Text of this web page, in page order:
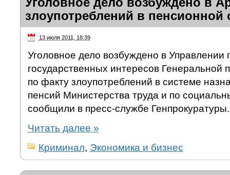
злоупотреблений в пенсионной
13 июля 2011, 18:39
Уголовное дело возбуждено в Управлении
государственных интересов Генеральной
по факту злоупотреблений в системе
пенсий Министерства труда и по
сообщили в пресс-службе Генпрокуратуры.
Читать далее »
Криминал, Экономика и бизнес